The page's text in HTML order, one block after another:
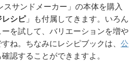
スサンドメーカー」の本体を購入
シピ」も付属してきます。いろん
を試して、バリエーションを増や
ね。ちなみにレシピブックは、 公
認することができますよ。